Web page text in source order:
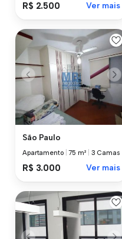
R$ 2.500 Ver mais
São Paulo
Apartamento |75 m² 3 Camas
R$ 3.000 Ver mais